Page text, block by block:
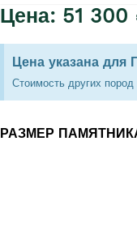
51 300
Цена указана для
Стоимость других
РАЗМЕР